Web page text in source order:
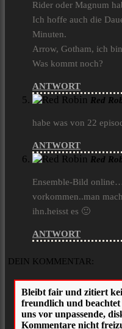
Rider oder Magnum
Ich hoffe auch die
Minuten.
Arrow, Gotham, ich
Was kommt noch?
ANTWORT
Red
habe was von 22
ANTWORT
Red
Ensemble-Bild
vorkommen..man
ihn.heisst es 🙂
ANTWORT
DEIN KOMMENTAR: